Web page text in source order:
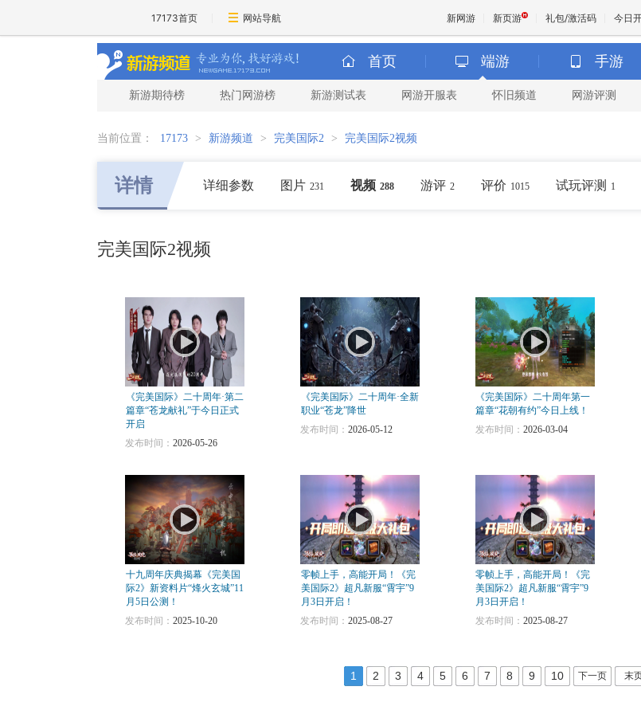
17173首页 网站导航 新网游 新页游 礼包/激活码 今日
首页 端游 手游
新游期待榜 热门网游榜 新游测试表 网游开服表 怀旧频道 网游评测
当前位置： 17173 > 新游频道 > 完美国际2 > 完美国际2视频
详情 详细参数 图片 231 视频 288 游评 2 评价 1015 试玩评测 1
完美国际2视频
《完美国际》二十周年·第二
篇章“苍龙献礼”于今日正式
开启
发布时间： 2026-05-26
《完美国际》二十周年·全新
职业“苍龙”降世
发布时间： 2026-05-12
《完美国际》二十周年第一
篇章“花朝有约”今日上线！
发布时间： 2026-03-04
十九周年庆典揭幕《完美国
际2》新资料片“烽火玄城”11
月5日公测！
发布时间： 2025-10-20
零帧上手，高能开局！《完
美国际2》超凡新服“霄宇”9
月3日开启！
发布时间： 2025-08-27
零帧上手，高能开局！《完
美国际2》超凡新服“霄宇”9
月3日开启！
发布时间： 2025-08-27
1 2 3 4 5 6 7 8 9 10 下一页 末